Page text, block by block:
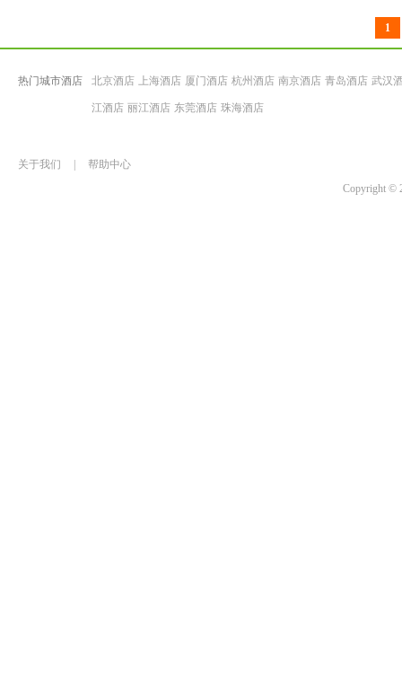
1
热门城市酒店 北京酒店 上海酒店 厦门酒店 杭州酒店 南京酒店 青岛酒店 武汉
江酒店 丽江酒店 东莞酒店 珠海酒店
关于我们
帮助中心
Copyright ©